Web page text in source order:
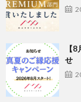
【
せ